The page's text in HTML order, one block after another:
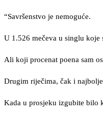
“Savršenstvo je nemoguće.
U 1.526 mečeva u singlu koje
Ali koji procenat poena sam
Drugim riječima, čak i
Kada u prosjeku izgubite bilo